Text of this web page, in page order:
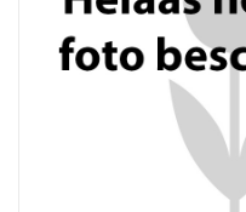
Bodemverbetering